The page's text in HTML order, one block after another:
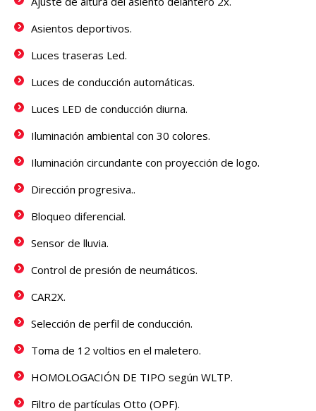
Asientos deportivos.
Luces traseras Led.
Luces de conducción automáticas.
Luces LED de conducción diurna.
Iluminación ambiental con 30 colores.
Iluminación circundante con proyección de logo.
Dirección progresiva..
Bloqueo diferencial.
Sensor de lluvia.
Control de presión de neumáticos.
CAR2X.
Selección de perfil de conducción.
Toma de 12 voltios en el maletero.
HOMOLOGACIÓN DE TIPO según WLTP.
Filtro de partículas Otto (OPF).